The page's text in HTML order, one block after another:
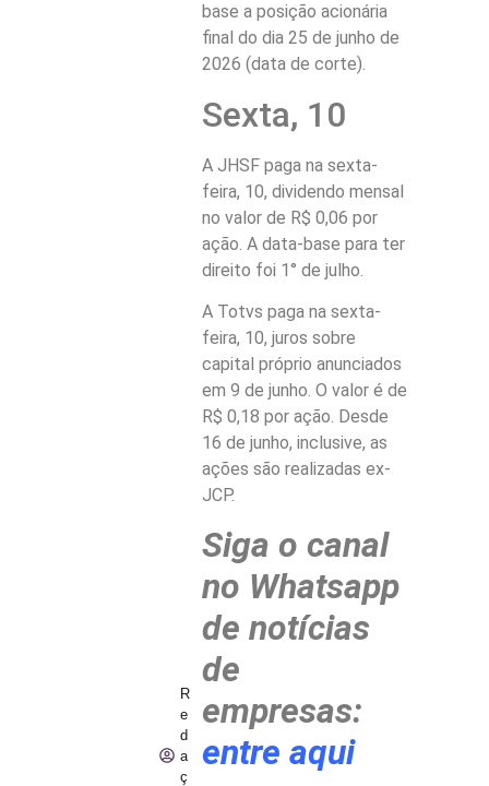
R
e
d
a
ç
base a posição acionária
final do dia 25 de junho de
2026 (data de corte).
Sexta, 10
A JHSF paga na sexta-
feira, 10, dividendo mensal
no valor de R$ 0,06 por
ação. A data-base para ter
direito foi 1° de julho.
A Totvs paga na sexta-
feira, 10, juros sobre
capital próprio anunciados
em 9 de junho. O valor é de
R$ 0,18 por ação. Desde
16 de junho, inclusive, as
ações são realizadas ex-
JCP.
Siga o canal
no Whatsapp
de notícias
de
empresas:
entre aqui